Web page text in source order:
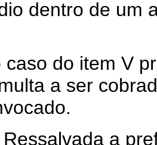
dentro de um
do item V
a ser
a